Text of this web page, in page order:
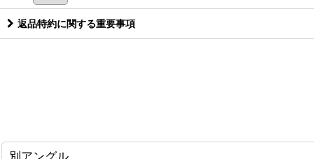
返品特約に関する重要事項
別アングル